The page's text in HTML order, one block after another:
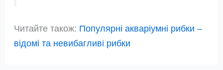
Читайте також: Популярні акваріумні рибки –
відомі та невибагливі рибки